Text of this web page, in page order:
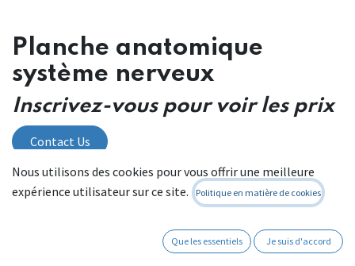
Planche anatomique
système nerveux
Inscrivez-vous pour voir les prix
Contact Us
Nous utilisons des cookies pour vous offrir une meilleure
expérience utilisateur sur ce site.
Politique en matière de cookies
Que les essentiels Je suis d'accord